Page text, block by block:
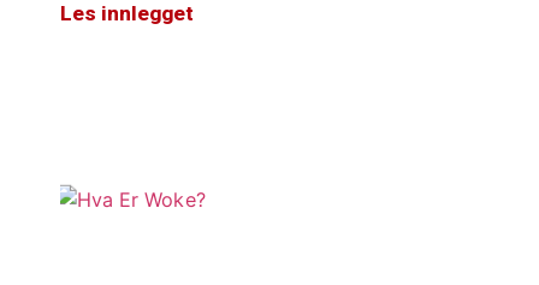
Les innlegget